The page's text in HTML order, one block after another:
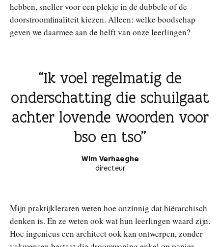
hebben, sneller voor een plekje in de dubbele of de
doorstroomfinaliteit kiezen. Alleen: welke boodschap
geven we daarmee aan de helft van onze leerlingen?
Ik voel regelmatig de
onderschatting die schuilgaat
achter lovende woorden voor
bso en tso
Wim Verhaeghe
directeur
Mijn praktijkleraren weten hoe onzinnig dat hiërarchisch
denken is. En ze weten ook wat hun leerlingen waard zijn.
Hoe ingenieus een architect ook kan ontwerpen, zonder